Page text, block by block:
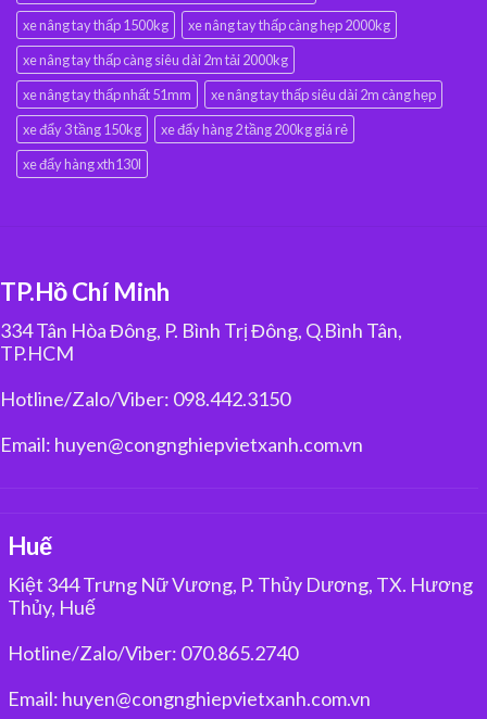
xe nâng tay thấp 1500kg
xe nâng tay thấp càng hẹp 2000kg
xe nâng tay thấp càng siêu dài 2m tải 2000kg
xe nâng tay thấp nhất 51mm
xe nâng tay thấp siêu dài 2m càng hẹp
xe đẩy 3 tầng 150kg
xe đẩy hàng 2 tầng 200kg giá rẻ
xe đẩy hàng xth130l
TP.Hồ Chí Minh
334 Tân Hòa Đông, P. Bình Trị Đông, Q.Bình Tân,
TP.HCM
Hotline/Zalo/Viber: 098.442.3150
Email: huyen@congnghiepvietxanh.com.vn
Huế
Kiệt 344 Trưng Nữ Vương, P. Thủy Dương, TX. Hương
Thủy, Huế
Hotline/Zalo/Viber: 070.865.2740
Email: huyen@congnghiepvietxanh.com.vn